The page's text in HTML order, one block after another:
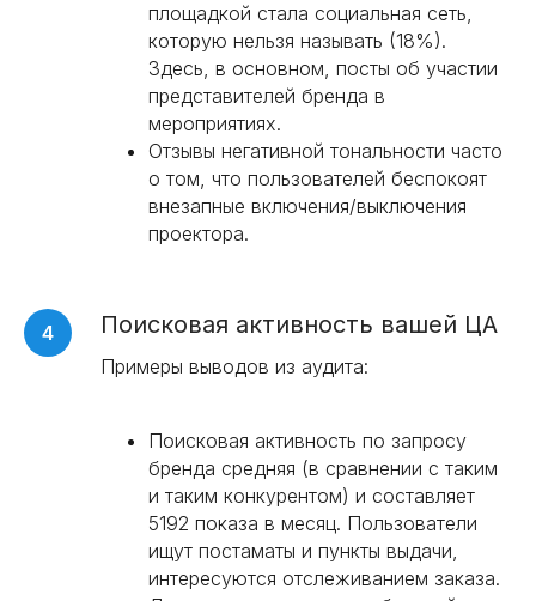
площадкой стала социальная сеть,
которую нельзя называть (18%).
Здесь, в основном, посты об участии
представителей бренда в
мероприятиях.
Отзывы негативной тональности часто
о том, что пользователей беспокоят
внезапные включения/выключения
проектора.
Поисковая активность вашей ЦА
Примеры выводов из аудита:
Поисковая активность по запросу
бренда средняя (в сравнении с таким
и таким конкурентом) и составляет
5192 показа в месяц. Пользователи
ищут постаматы и пункты выдачи,
интересуются отслеживанием заказа.